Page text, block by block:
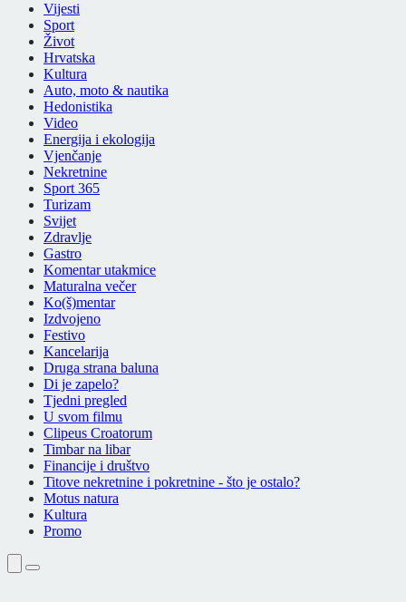
Vijesti
Sport
Život
Hrvatska
Kultura
Auto, moto & nautika
Hedonistika
Video
Energija i ekologija
Vjenčanje
Nekretnine
Sport 365
Turizam
Svijet
Zdravlje
Gastro
Komentar utakmice
Maturalna večer
Ko(š)mentar
Izdvojeno
Festivo
Kancelarija
Druga strana baluna
Di je zapelo?
Tjedni pregled
U svom filmu
Clipeus Croatorum
Timbar na libar
Financije i društvo
Titove nekretnine i pokretnine - što je ostalo?
Motus natura
Kultura
Promo